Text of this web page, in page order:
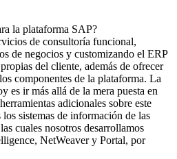
la plataforma SAP?
de consultoría funcional,
de negocios y customizando el ERP
del cliente, además de ofrecer
componentes de la plataforma. La
es ir más allá de la mera puesta en
adicionales sobre este
sistemas de información de las
cuales nosotros desarrollamos
NetWeaver y Portal, por